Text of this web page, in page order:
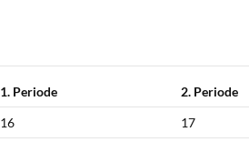
1. Periode 2. Periode
16 17